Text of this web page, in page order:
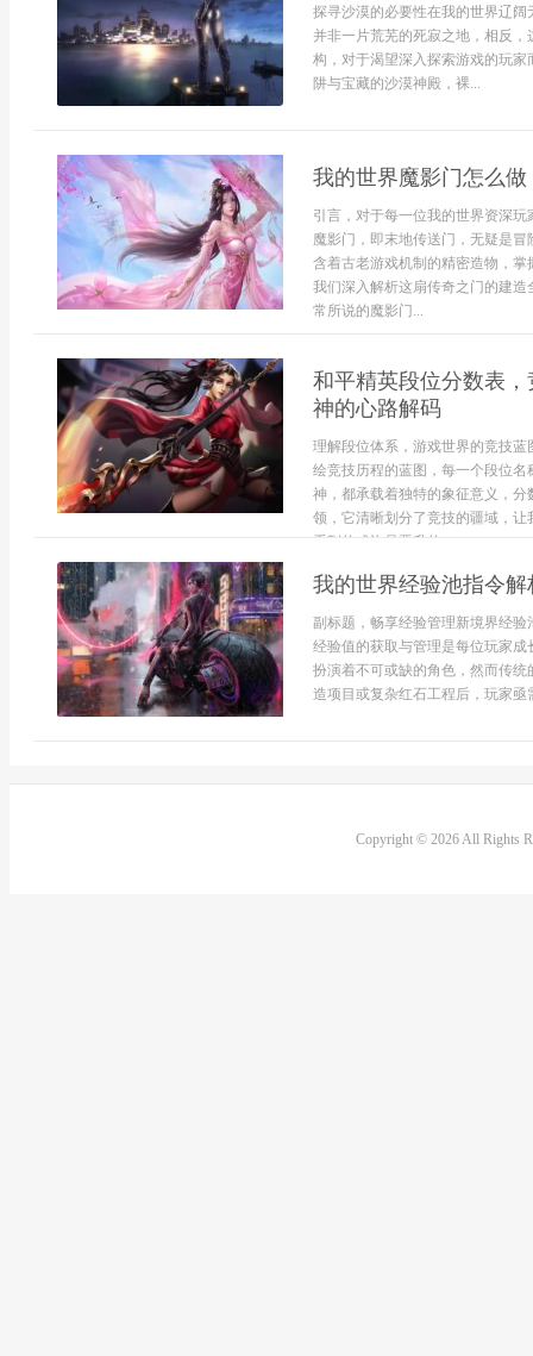
探寻沙漠的必要性在我的世界辽
并非一片荒芜的死寂之地，相反
构，对于渴望深入探索游戏的玩
阱与宝藏的沙漠神殿，裸...
我的世界魔影门怎么
引言，对于每一位我的世界资深
魔影门，即末地传送门，无疑是
含着古老游戏机制的精密造物，
我们深入解析这扇传奇之门的建
常所说的魔影门...
和平精英段位分数表
神的心路解码
理解段位体系，游戏世界的竞技
绘竞技历程的蓝图，每一个段位
神，都承载着独特的象征意义，
领，它清晰划分了竞技的疆域，
看到的或许是晋升的...
我的世界经验池指令
副标题，畅享经验管理新境界经
经验值的获取与管理是每位玩家
扮演着不可或缺的角色，然而传
造项目或复杂红石工程后，玩家
Copyright © 2026 All Rights